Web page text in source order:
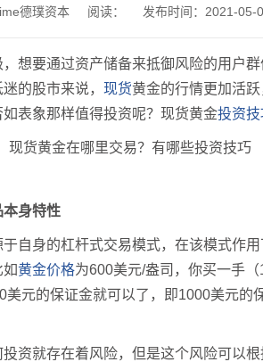
德璞资本 阅读： 发布时间：2021-05-
想要通过资产储备来抵御风险的用户
的股市来说， 现货黄金的行情更加活
表象那样值得投资呢？现货黄金投资技
本身特性
自身的杠杆式交易模式，在该模式作
黄金价格为600美元/盎司，你买一手
元的保证金就可以了，即1000美元的
资就存在着风险，但是这个风险可以